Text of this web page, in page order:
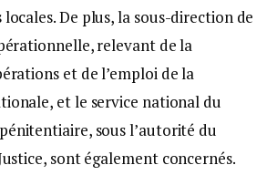
De plus, la sous-direction de
relevant de la
et de l’emploi de la
et le service national du
sous l’autorité du
sont également concernés.